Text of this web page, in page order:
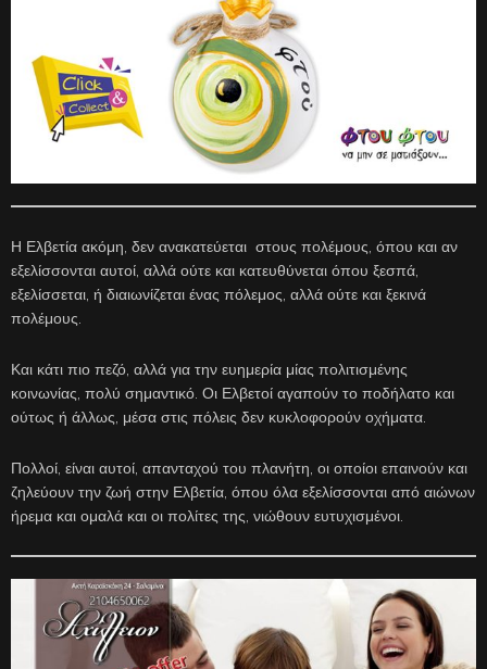
Η Ελβετία ακόμη, δεν ανακατεύεται στους πολέμους, όπου και αν
εξελίσσονται αυτοί, αλλά ούτε και κατευθύνεται όπου ξεσπά,
εξελίσσεται, ή διαιωνίζεται ένας πόλεμος, αλλά ούτε και ξεκινά
πολέμους.
Και κάτι πιο πεζό, αλλά για την ευημερία μίας πολιτισμένης
κοινωνίας, πολύ σημαντικό. Οι Ελβετοί αγαπούν το ποδήλατο και
ούτως ή άλλως, μέσα στις πόλεις δεν κυκλοφορούν οχήματα.
Πολλοί, είναι αυτοί, απανταχού του πλανήτη, οι οποίοι επαινούν και
ζηλεύουν την ζωή στην Ελβετία, όπου όλα εξελίσσονται από αιώνων
ήρεμα και ομαλά και οι πολίτες της, νιώθουν ευτυχισμένοι.